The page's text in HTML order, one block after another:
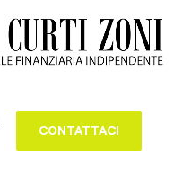
CONTATTACI